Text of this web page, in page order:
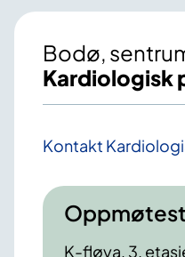
Bodø,
Kardiologisk
Kontakt
K-fløya, 3.